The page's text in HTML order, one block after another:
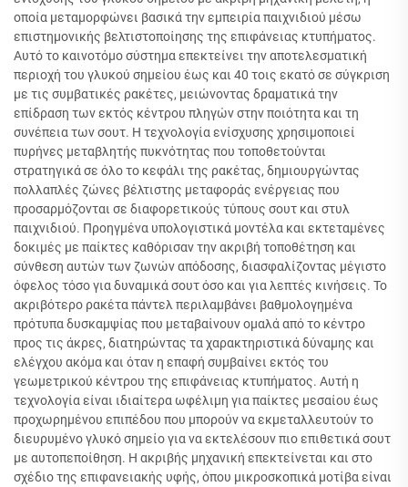
οποία μεταμορφώνει βασικά την εμπειρία παιχνιδιού μέσω
επιστημονικής βελτιστοποίησης της επιφάνειας κτυπήματος.
Αυτό το καινοτόμο σύστημα επεκτείνει την αποτελεσματική
περιοχή του γλυκού σημείου έως και 40 τοις εκατό σε σύγκριση
με τις συμβατικές ρακέτες, μειώνοντας δραματικά την
επίδραση των εκτός κέντρου πληγών στην ποιότητα και τη
συνέπεια των σουτ. Η τεχνολογία ενίσχυσης χρησιμοποιεί
πυρήνες μεταβλητής πυκνότητας που τοποθετούνται
στρατηγικά σε όλο το κεφάλι της ρακέτας, δημιουργώντας
πολλαπλές ζώνες βέλτιστης μεταφοράς ενέργειας που
προσαρμόζονται σε διαφορετικούς τύπους σουτ και στυλ
παιχνιδιού. Προηγμένα υπολογιστικά μοντέλα και εκτεταμένες
δοκιμές με παίκτες καθόρισαν την ακριβή τοποθέτηση και
σύνθεση αυτών των ζωνών απόδοσης, διασφαλίζοντας μέγιστο
όφελος τόσο για δυναμικά σουτ όσο και για λεπτές κινήσεις. Το
ακριβότερο ρακέτα πάντελ περιλαμβάνει βαθμολογημένα
πρότυπα δυσκαμψίας που μεταβαίνουν ομαλά από το κέντρο
προς τις άκρες, διατηρώντας τα χαρακτηριστικά δύναμης και
ελέγχου ακόμα και όταν η επαφή συμβαίνει εκτός του
γεωμετρικού κέντρου της επιφάνειας κτυπήματος. Αυτή η
τεχνολογία είναι ιδιαίτερα ωφέλιμη για παίκτες μεσαίου έως
προχωρημένου επιπέδου που μπορούν να εκμεταλλευτούν το
διευρυμένο γλυκό σημείο για να εκτελέσουν πιο επιθετικά σουτ
με αυτοπεποίθηση. Η ακριβής μηχανική επεκτείνεται και στο
σχέδιο της επιφανειακής υφής, όπου μικροσκοπικά μοτίβα είναι